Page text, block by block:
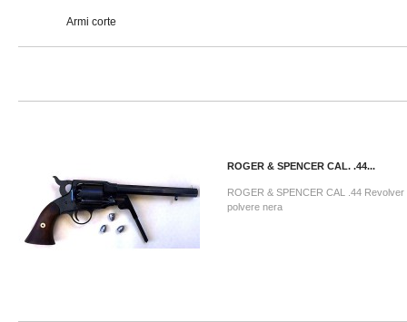
Armi corte
ROGER & SPENCER CAL. .44...
ROGER & SPENCER CAL .44
polvere nera